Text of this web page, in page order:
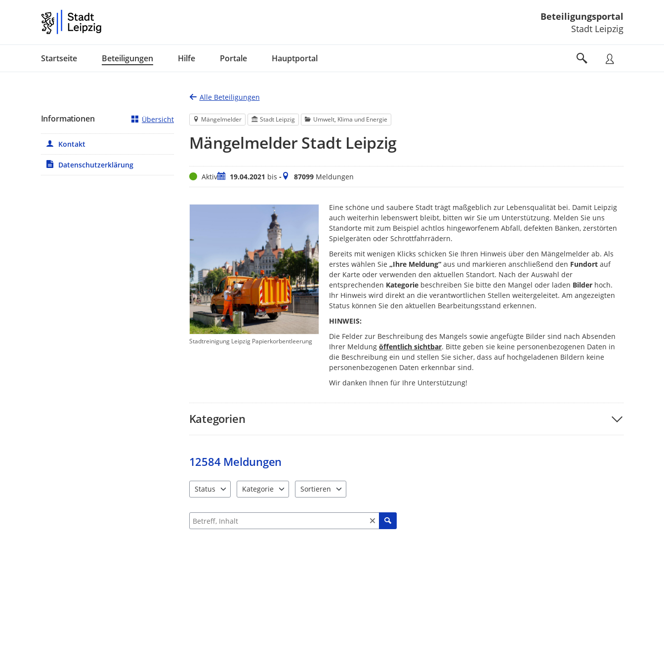
Beteiligungsportal
Stadt Leipzig
Startseite Beteiligungen Hilfe Portale Hauptportal
Alle Beteiligungen
Mängelmelder Stadt Leipzig Umwelt, Klima und Energie
Mängelmelder Stadt Leipzig
StatusAktivZeitraum
19.04.2021 bis -Meldungen
87099Meldungen
Stadtreinigung Leipzig Papierkorbentleerung
Eine schöne und saubere Stadt trägt maßgeblich zur Lebensqualität bei. Damit Leipzig
auch weiterhin lebenswert bleibt, bitten wir Sie um Unterstützung. Melden Sie uns
Standorte mit zum Beispiel achtlos hingeworfenem Abfall, defekten Bänken, zerstörten
Spielgeräten oder Schrottfahrrädern.
Bereits mit wenigen Klicks schicken Sie Ihren Hinweis über den Mängelmelder ab. Als
erstes wählen Sie„Ihre Meldung“ aus und markieren anschließend den Fundort auf
der Karte oder verwenden den aktuellen Standort. Nach der Auswahl der
entsprechenden Kategorie beschreiben Sie bitte den Mangel oder laden Bilder hoch.
Ihr Hinweis wird direkt an die verantwortlichen Stellen weitergeleitet. Am angezeigten
Status können Sie den aktuellen Bearbeitungsstand erkennen.
HINWEIS:
Die Felder zur Beschreibung des Mangels sowie angefügte Bilder sind nach Absenden
Ihrer Meldungöffentlich sichtbar. Bitte geben sie keine personenbezogenen Daten in
die Beschreibung ein und stellen Sie sicher, dass auf hochgeladenen Bildern keine
personenbezogenen Daten erkennbar sind.
Wir danken Ihnen für Ihre Unterstützung!
Kategorien
12584 Meldungen
Status
Kategorie
Sortieren
Suche nach Meldungen und Kommentaren
Informationen Übersicht
Kontakt
Datenschutzerklärung